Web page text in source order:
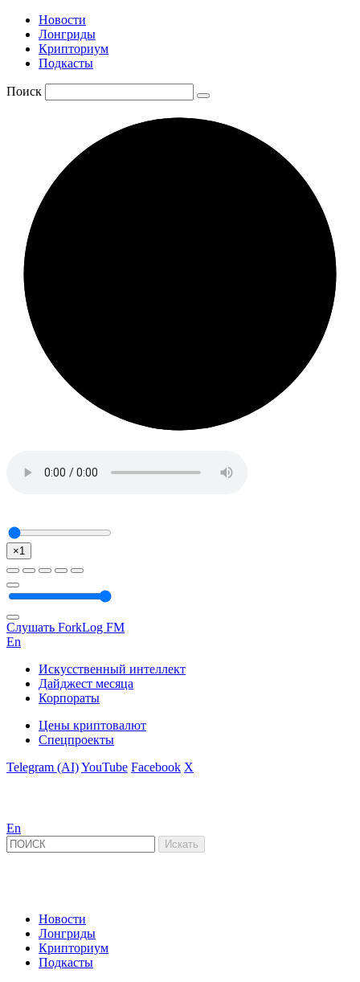
Новости
Лонгриды
Крипториум
Подкасты
Поиск
×1
Слушать ForkLog FM
En
Искусственный интеллект
Дайджест месяца
Корпораты
Цены криптовалют
Спецпроекты
Telegram (AI)YouTube Facebook X
En
Новости
Лонгриды
Крипториум
Подкасты